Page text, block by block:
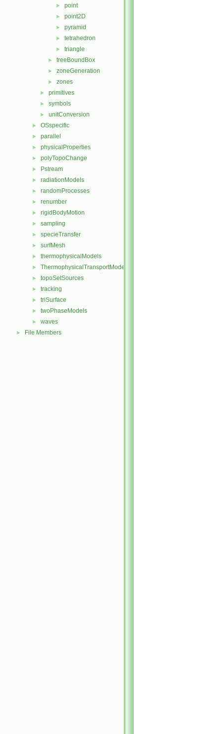
► point
► point2D
► pyramid
► tetrahedron
► triangle
► treeBoundBox
► zoneGeneration
► zones
► primitives
► symbols
► unitConversion
► OSspecific
► parallel
► physicalProperties
► polyTopoChange
► Pstream
► radiationModels
► randomProcesses
► renumber
► rigidBodyMotion
► sampling
► specieTransfer
► surfMesh
► thermophysicalModels
► ThermophysicalTransportModels
► topoSetSources
► tracking
► triSurface
► twoPhaseModels
► waves
► File Members